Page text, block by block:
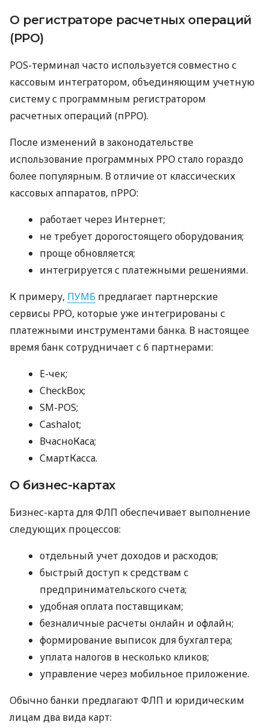
О регистраторе расчетных операций
(РРО)
POS-терминал часто используется совместно с
кассовым интегратором, объединяющим учетную
систему с программным регистратором
расчетных операций (пРРО).
После изменений в законодательстве
использование программных РРО стало гораздо
более популярным. В отличие от классических
кассовых аппаратов, пРРО:
работает через Интернет;
не требует дорогостоящего оборудования;
проще обновляется;
интегрируется с платежными решениями.
К примеру, ПУМБ предлагает партнерские
сервисы РРО, которые уже интегрированы с
платежными инструментами банка. В настоящее
время банк сотрудничает с 6 партнерами:
E-чек;
CheckBox;
SM-POS;
Cashalot;
ВчасноКаса;
СмартКасса.
О бизнес-картах
Бизнес-карта для ФЛП обеспечивает выполнение
следующих процессов:
отдельный учет доходов и расходов;
быстрый доступ к средствам с
предпринимательского счета;
удобная оплата поставщикам;
безналичные расчеты онлайн и офлайн;
формирование выписок для бухгалтера;
уплата налогов в несколько кликов;
управление через мобильное приложение.
Обычно банки предлагают ФЛП и юридическим
лицам два вида карт: